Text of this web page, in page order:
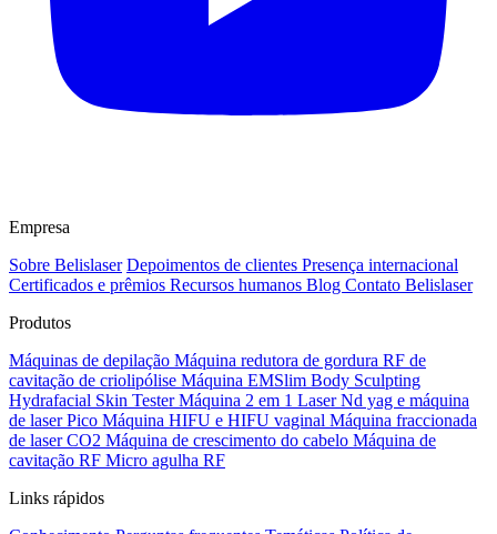
Empresa
Sobre Belislaser Depoimentos de clientes Presença internacional
Certificados e prêmios Recursos humanos Blog Contato Belislaser
Produtos
Máquinas de depilação Máquina redutora de gordura RF de
cavitação de criolipólise Máquina EMSlim Body Sculpting
Hydrafacial Skin Tester Máquina 2 em 1 Laser Nd yag e máquina
de laser Pico Máquina HIFU e HIFU vaginal Máquina fraccionada
de laser CO2 Máquina de crescimento do cabelo Máquina de
cavitação RF Micro agulha RF
Links rápidos